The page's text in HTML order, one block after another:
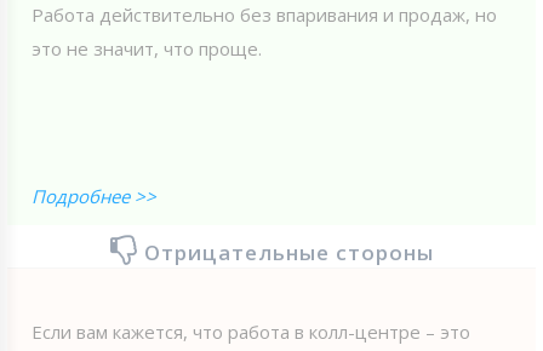
Работа действительно без впаривания и продаж, но
это не значит, что проще.
Подробнее >>
Отрицательные стороны
Если вам кажется, что работа в колл-центре – это